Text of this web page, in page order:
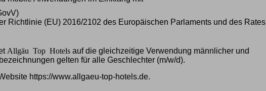
Richtlinie (EU) 2016/2102 des Europäischen Parlaments und des Rates
Allgäu Top Hotels auf die gleichzeitige Verwendung männlicher und
gelten für alle Geschlechter (m/w/d).
https://www.allgaeu-top-hotels.de.